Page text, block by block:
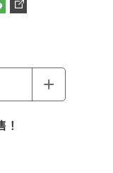
+
！